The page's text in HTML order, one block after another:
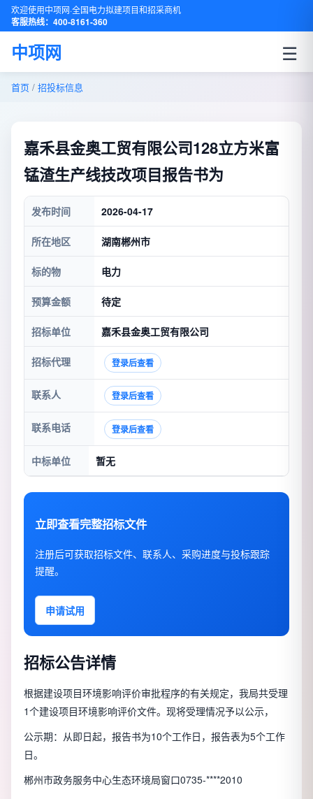
欢迎使用中项网·全国电力拟建项目和招采商机
客服热线：400-8161-360
中项网 ☰
首页 / 招投标信息
嘉禾县金奥工贸有限公司128立方米富
锰渣生产线技改项目报告书为
发布时间 2026-04-17
所在地区 湖南郴州市
标的物 电力
预算金额 待定
招标单位 嘉禾县金奥工贸有限公司
招标代理 登录后查看
联系人 登录后查看
联系电话 登录后查看
中标单位 暂无
立即查看完整招标文件
注册后可获取招标文件、联系人、采购进度与投标跟踪
提醒。
申请试用
招标公告详情
根据建设项目环境影响评价审批程序的有关规定，我局共受理
1个建设项目环境影响评价文件。现将受理情况予以公示，
公示期：从即日起，报告书为10个工作日，报告表为5个工作
日。
郴州市政务服务中心生态环境局窗口0735-****2010